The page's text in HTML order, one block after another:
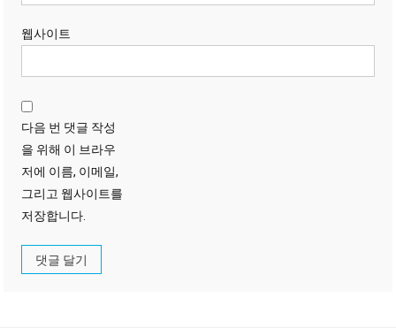
웹사이트
다음 번 댓글 작성
을 위해 이 브라우
저에 이름, 이메일,
그리고 웹사이트를
저장합니다.